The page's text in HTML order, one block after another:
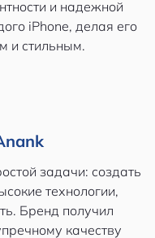
и надежной
iPhone, делая его
и стильным.
задачи: создать
технологии,
Бренд получил
качеству